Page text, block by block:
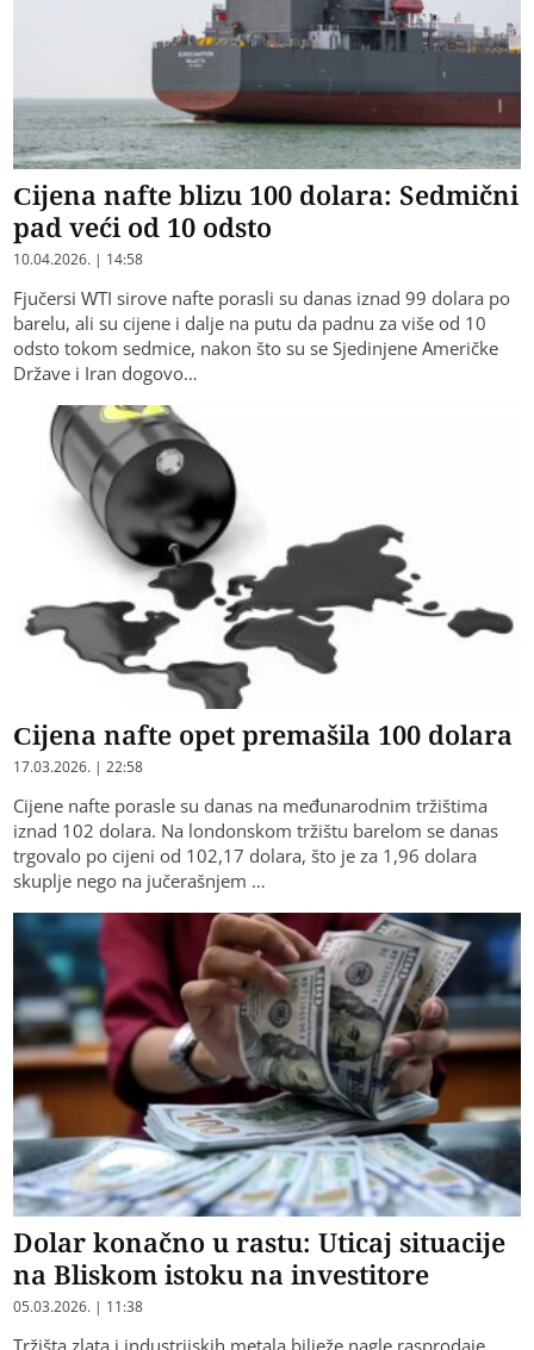
Cijena nafte blizu 100 dolara: Sedmični
pad veći od 10 odsto
10.04.2026. | 14:58
Fjučersi WTI sirove nafte porasli su danas iznad 99 dolara po
barelu, ali su cijene i dalje na putu da padnu za više od 10
odsto tokom sedmice, nakon što su se Sjedinjene Američke
Države i Iran dogovo…
Cijena nafte opet premašila 100 dolara
17.03.2026. | 22:58
Cijene nafte porasle su danas na međunarodnim tržištima
iznad 102 dolara. Na londonskom tržištu barelom se danas
trgovalo po cijeni od 102,17 dolara, što je za 1,96 dolara
skuplje nego na jučerašnjem …
Dolar konačno u rastu: Uticaj situacije
na Bliskom istoku na investitore
05.03.2026. | 11:38